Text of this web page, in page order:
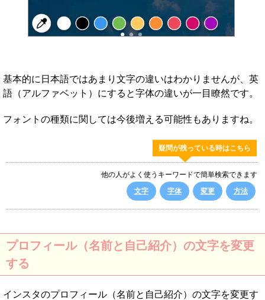
基本的に日本語ではあまり文字の違いはわかりませんが、英
語（アルファベット）にすると字体の違いが一目瞭然です。
フォントの種類に関しては今後増える可能性もありますね。
疑問が残っている時はこちら
他の人がよく使うキーワードで簡単検索できます
文字
字体 変更 方法
プロフィール（名前と自己紹介）の文字を変更
する
インスタのプロフィール（名前と自己紹介）の文字を変更す